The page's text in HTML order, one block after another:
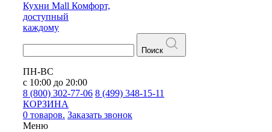
Кухни Mall Комфорт,
доступный
каждому
Поиск
ПН-ВС
с 10:00 до 20:00
8 (800) 302-77-06 8 (499) 348-15-11
КОРЗИНА
0 товаров. Заказать звонок
Меню